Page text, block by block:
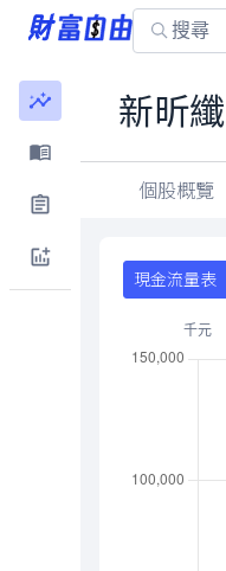
新昕纖
個股概覽
現金流量表